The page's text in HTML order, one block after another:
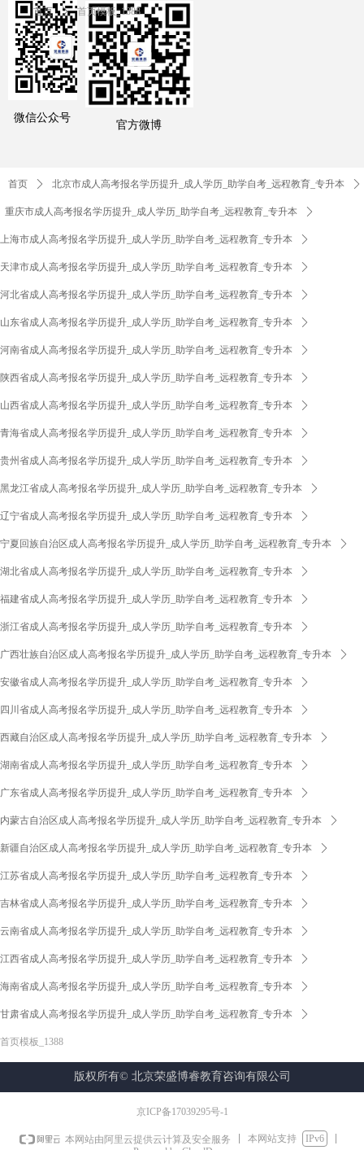
版权所有© 北京荣盛博睿教育咨询有限公司
官方微博
微信公众号
首页 ꄲ 首页模板_1388
首页 ꄲ 北京市成人高考报名学历提升_成人学历_助学自考_远程教育_专升本 ꄲ
重庆市成人高考报名学历提升_成人学历_助学自考_远程教育_专升本 ꄲ
上海市成人高考报名学历提升_成人学历_助学自考_远程教育_专升本 ꄲ
天津市成人高考报名学历提升_成人学历_助学自考_远程教育_专升本 ꄲ
河北省成人高考报名学历提升_成人学历_助学自考_远程教育_专升本 ꄲ
山东省成人高考报名学历提升_成人学历_助学自考_远程教育_专升本 ꄲ
河南省成人高考报名学历提升_成人学历_助学自考_远程教育_专升本 ꄲ
陕西省成人高考报名学历提升_成人学历_助学自考_远程教育_专升本 ꄲ
山西省成人高考报名学历提升_成人学历_助学自考_远程教育_专升本 ꄲ
青海省成人高考报名学历提升_成人学历_助学自考_远程教育_专升本 ꄲ
贵州省成人高考报名学历提升_成人学历_助学自考_远程教育_专升本 ꄲ
黑龙江省成人高考报名学历提升_成人学历_助学自考_远程教育_专升本 ꄲ
辽宁省成人高考报名学历提升_成人学历_助学自考_远程教育_专升本 ꄲ
宁夏回族自治区成人高考报名学历提升_成人学历_助学自考_远程教育_专升本 ꄲ
湖北省成人高考报名学历提升_成人学历_助学自考_远程教育_专升本 ꄲ
福建省成人高考报名学历提升_成人学历_助学自考_远程教育_专升本 ꄲ
浙江省成人高考报名学历提升_成人学历_助学自考_远程教育_专升本 ꄲ
广西壮族自治区成人高考报名学历提升_成人学历_助学自考_远程教育_专升本 ꄲ
安徽省成人高考报名学历提升_成人学历_助学自考_远程教育_专升本 ꄲ
四川省成人高考报名学历提升_成人学历_助学自考_远程教育_专升本 ꄲ
西藏自治区成人高考报名学历提升_成人学历_助学自考_远程教育_专升本 ꄲ
湖南省成人高考报名学历提升_成人学历_助学自考_远程教育_专升本 ꄲ
广东省成人高考报名学历提升_成人学历_助学自考_远程教育_专升本 ꄲ
内蒙古自治区成人高考报名学历提升_成人学历_助学自考_远程教育_专升本 ꄲ
新疆自治区成人高考报名学历提升_成人学历_助学自考_远程教育_专升本 ꄲ
江苏省成人高考报名学历提升_成人学历_助学自考_远程教育_专升本 ꄲ
吉林省成人高考报名学历提升_成人学历_助学自考_远程教育_专升本 ꄲ
云南省成人高考报名学历提升_成人学历_助学自考_远程教育_专升本 ꄲ
江西省成人高考报名学历提升_成人学历_助学自考_远程教育_专升本 ꄲ
海南省成人高考报名学历提升_成人学历_助学自考_远程教育_专升本 ꄲ
甘肃省成人高考报名学历提升_成人学历_助学自考_远程教育_专升本 ꄲ
首页模板_1388
京ICP备17039295号-1
本网站由阿里云提供云计算及安全服务 本网站支持
IPv6